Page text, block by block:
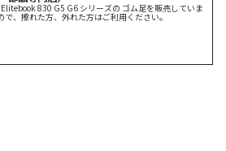
Elitebook 830 G5 G6 シリーズの ゴム足を販売していま
で、擦れた方、外れた方はご利用ください。